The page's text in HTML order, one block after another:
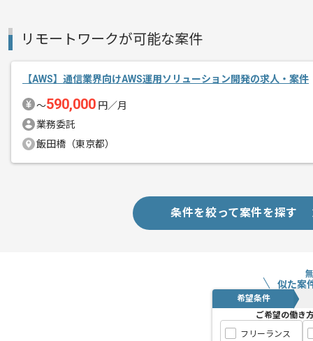
基本的には常駐での作業を見込んでおり
リモートワークが可能な案件
【AWS】通信業界向けAWS運用ソリューション開発の求人・案件
〜590,000 円／月
業務委託
飯田橋（東京都）
条件を絞って案件を探す
似た案
希望条件
ご希望の働き
フリーランス